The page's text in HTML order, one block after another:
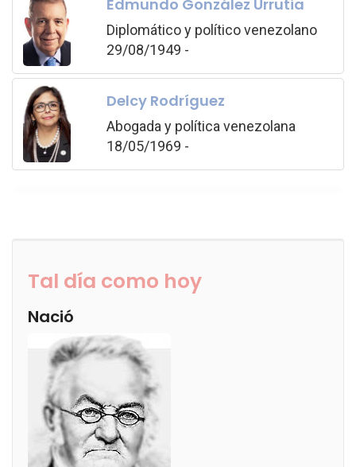
Edmundo González Urrutia
Diplomático y político venezolano
29/08/1949 -
Delcy Rodríguez
Abogada y política venezolana
18/05/1969 -
Tal día como hoy
Nació